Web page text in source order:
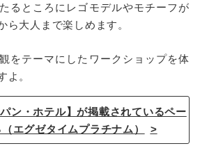
るところにレゴモデルやモチーフが
ら大人まで楽しめます。
をテーマにしたワークショップを体
よ。
ン・ホテル】が掲載されているペー
エグゼタイムプラチナム）